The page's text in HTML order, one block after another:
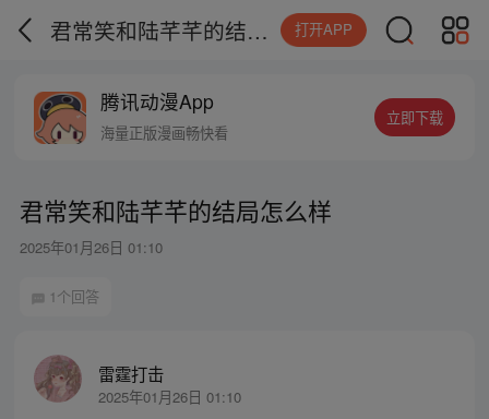
君常笑和陆芊芊的结局怎么样 打开APP
腾讯动漫App
海量正版漫画畅快看
立即下载
君常笑和陆芊芊的结局怎么样
2025年01月26日 01:10
1个回答
雷霆打击
2025年01月26日 01:10